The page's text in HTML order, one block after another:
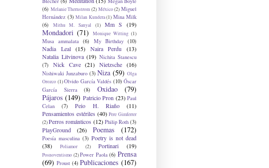
(6) Melanie Thernstrom (2) México (2) Miguel
Hernández (3) Milan Kundera(1) Mina Milk
(6)
Mithu M. Sanyal (1) Mm S (19)
Mondadori (71) Monique Witting (1)
Musa ammalata (6) My Birthday (10)
Nadia Leal (15) Naira Perdu
(13)
Natalia Litvinova (19) Nichita Stanescu
(7)
Nick Cave (21) Nietzsche (16)
Nishiwaki Junzaburo (3) Niza (59) Olga
Orozco (1)Olvido García Valdés (10) Óscar
García Sierra
(8) Oxidao
(79)
Pájaros (149) Patricio Pron (23) Paul
Celan
(7) Peio H. Riaño
(11)
Pensamientos estériles (40) Pere Gimferrer
(2)Perros románticos (12) Philip Roth (3)
PlayGround (26) Poemas (172)
Poesía masculina (3) Poetry is not dead
(38)
Poliamor (2) Portinari (19)
Posnoventismo (2) Power Paola (6) Prensa
(69) Proust (4) Publicaciones (167)